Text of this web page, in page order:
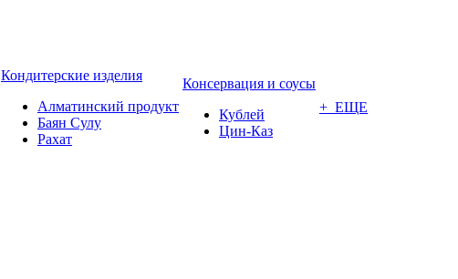
Кондитерские изделия
Алматинский продукт
Баян Сулу
Рахат
Консервация и соусы
Кублей
Цин-Каз
+ ЕЩЕ